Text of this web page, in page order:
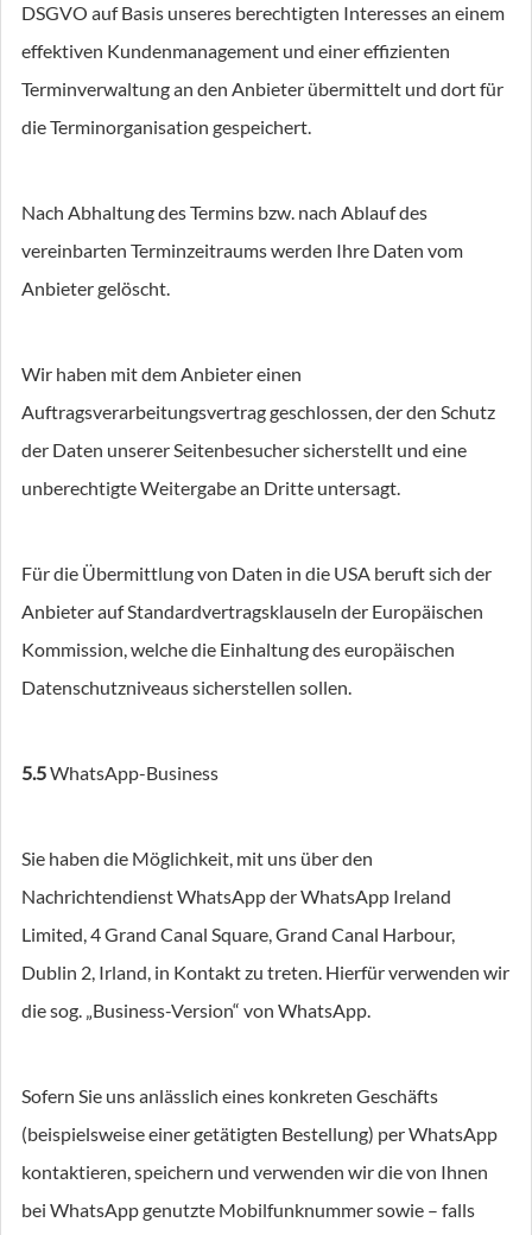
DSGVO auf Basis unseres berechtigten Interesses an einem
effektiven Kundenmanagement und einer effizienten
Terminverwaltung an den Anbieter übermittelt und dort für
die Terminorganisation gespeichert.
Nach Abhaltung des Termins bzw. nach Ablauf des
vereinbarten Terminzeitraums werden Ihre Daten vom
Anbieter gelöscht.
Wir haben mit dem Anbieter einen
Auftragsverarbeitungsvertrag geschlossen, der den Schutz
der Daten unserer Seitenbesucher sicherstellt und eine
unberechtigte Weitergabe an Dritte untersagt.
Für die Übermittlung von Daten in die USA beruft sich der
Anbieter auf Standardvertragsklauseln der Europäischen
Kommission, welche die Einhaltung des europäischen
Datenschutzniveaus sicherstellen sollen.
5.5WhatsApp-Business
Sie haben die Möglichkeit, mit uns über den
Nachrichtendienst WhatsApp der WhatsApp Ireland
Limited, 4 Grand Canal Square, Grand Canal Harbour,
Dublin 2, Irland, in Kontakt zu treten. Hierfür verwenden wir
die sog. „Business-Version“ von WhatsApp.
Sofern Sie uns anlässlich eines konkreten Geschäfts
(beispielsweise einer getätigten Bestellung) per WhatsApp
kontaktieren, speichern und verwenden wir die von Ihnen
bei WhatsApp genutzte Mobilfunknummer sowie – falls